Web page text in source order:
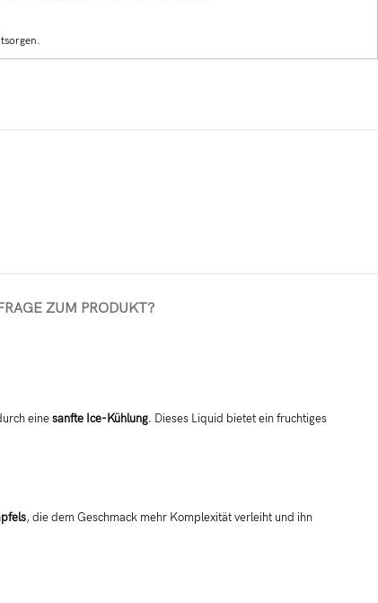
ZUM PRODUKT?
einesanfte Ice-Kühlung. Dieses Liquid bietet ein fruchtiges
, die dem Geschmack mehr Komplexität verleiht und ihn